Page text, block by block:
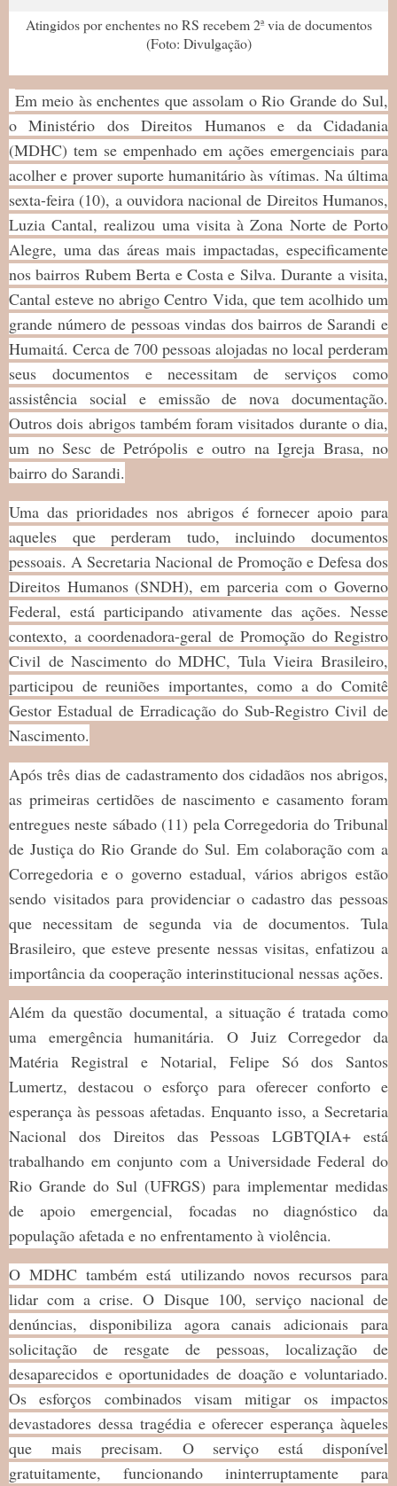
Atingidos por enchentes no RS recebem 2ª via de documentos
(Foto: Divulgação)
Em meio às enchentes que assolam o Rio Grande do Sul,
o Ministério dos Direitos Humanos e da Cidadania
(MDHC) tem se empenhado em ações emergenciais para
acolher e prover suporte humanitário às vítimas. Na última
sexta-feira (10), a ouvidora nacional de Direitos Humanos,
Luzia Cantal, realizou uma visita à Zona Norte de Porto
Alegre, uma das áreas mais impactadas, especificamente
nos bairros Rubem Berta e Costa e Silva. Durante a visita,
Cantal esteve no abrigo Centro Vida, que tem acolhido um
grande número de pessoas vindas dos bairros de Sarandi e
Humaitá. Cerca de 700 pessoas alojadas no local perderam
seus documentos e necessitam de serviços como
assistência social e emissão de nova documentação.
Outros dois abrigos também foram visitados durante o dia,
um no Sesc de Petrópolis e outro na Igreja Brasa, no
bairro do Sarandi.
Uma das prioridades nos abrigos é fornecer apoio para
aqueles que perderam tudo, incluindo documentos
pessoais. A Secretaria Nacional de Promoção e Defesa dos
Direitos Humanos (SNDH), em parceria com o Governo
Federal, está participando ativamente das ações. Nesse
contexto, a coordenadora-geral de Promoção do Registro
Civil de Nascimento do MDHC, Tula Vieira Brasileiro,
participou de reuniões importantes, como a do Comitê
Gestor Estadual de Erradicação do Sub-Registro Civil de
Nascimento.
Após três dias de cadastramento dos cidadãos nos abrigos,
as primeiras certidões de nascimento e casamento foram
entregues neste sábado (11) pela Corregedoria do Tribunal
de Justiça do Rio Grande do Sul. Em colaboração com a
Corregedoria e o governo estadual, vários abrigos estão
sendo visitados para providenciar o cadastro das pessoas
que necessitam de segunda via de documentos. Tula
Brasileiro, que esteve presente nessas visitas, enfatizou a
importância da cooperação interinstitucional nessas ações.
Além da questão documental, a situação é tratada como
uma emergência humanitária. O Juiz Corregedor da
Matéria Registral e Notarial, Felipe Só dos Santos
Lumertz, destacou o esforço para oferecer conforto e
esperança às pessoas afetadas. Enquanto isso, a Secretaria
Nacional dos Direitos das Pessoas LGBTQIA+ está
trabalhando em conjunto com a Universidade Federal do
Rio Grande do Sul (UFRGS) para implementar medidas
de apoio emergencial, focadas no diagnóstico da
população afetada e no enfrentamento à violência.
O MDHC também está utilizando novos recursos para
lidar com a crise. O Disque 100, serviço nacional de
denúncias, disponibiliza agora canais adicionais para
solicitação de resgate de pessoas, localização de
desaparecidos e oportunidades de doação e voluntariado.
Os esforços combinados visam mitigar os impactos
devastadores dessa tragédia e oferecer esperança àqueles
que mais precisam. O serviço está disponível
gratuitamente, funcionando ininterruptamente para